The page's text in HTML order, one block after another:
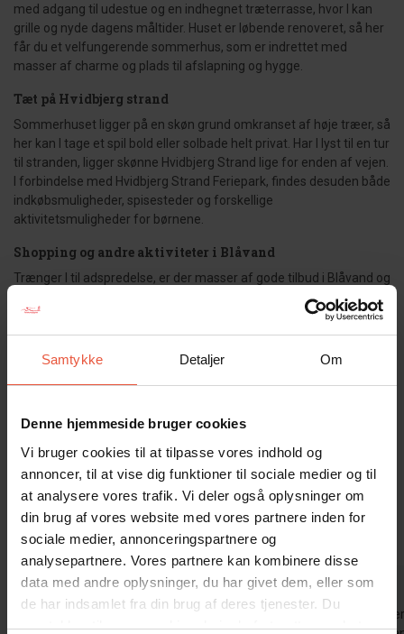
Samtykke Detaljer Om
Denne hjemmeside bruger cookies
Vi bruger cookies til at tilpasse vores indhold og
annoncer, til at vise dig funktioner til sociale medier og til
at analysere vores trafik. Vi deler også oplysninger om
din brug af vores website med vores partnere inden for
sociale medier, annonceringspartnere og
analysepartnere. Vores partnere kan kombinere disse
data med andre oplysninger, du har givet dem, eller som
de har indsamlet fra din brug af deres tjenester. Du
samtykker til vores cookies, hvis du fortsætter med at
med adgang til udestue og en indhegnet træterrasse, hvor I kan
grille og nyde dagens måltider. Huset er løbende renoveret, så her
får du et velfungerende sommerhus, som er indrettet med
masser af charme og plads til afslapning og hygge.
Tæt på Hvidbjerg strand
Sommerhuset ligger på en skøn grund omkranset af høje træer, så
her kan I tage et spil bold eller solbade helt privat. Har I lyst til en tur
til stranden, ligger skønne Hvidbjerg Strand lige for enden af vejen.
I forbindelse med Hvidbjerg Strand Feriepark, findes desuden både
indkøbsmuligheder, spisesteder og forskellige
aktivitetsmuligheder for børnene.
Shopping og andre aktiviteter i Blåvand
Trænger I til adspredelse, er der masser af gode tilbud i Blåvand og
omegn. Langs hele hovedgaden finder du masser af muligheder
for shopping i. Her ligger både tøjbutikker, spændende butikker
med boliginteriør og tilbehør samt lokale ravkunstnere, gallerier og
spisesteder. Desuden finder du flere forskellige dagligvarebutikker,
Gæsterne siger
4,4 • 17 Bedømmelser
Hus
4,1
Grund
4,5
Område
Karl Peter Thomsen
jul 2026
F. Elsholz
Vigtigt: